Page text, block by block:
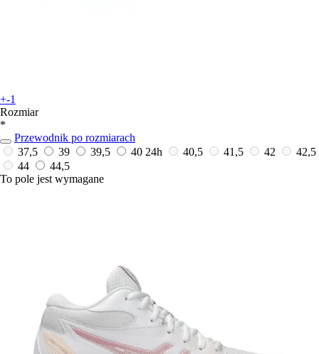
+-1
Rozmiar
*
Przewodnik po rozmiarach
37,5
39 39,5 40 24h 40,5 41,5 42
42,5
44
44,5
To pole jest wymagane